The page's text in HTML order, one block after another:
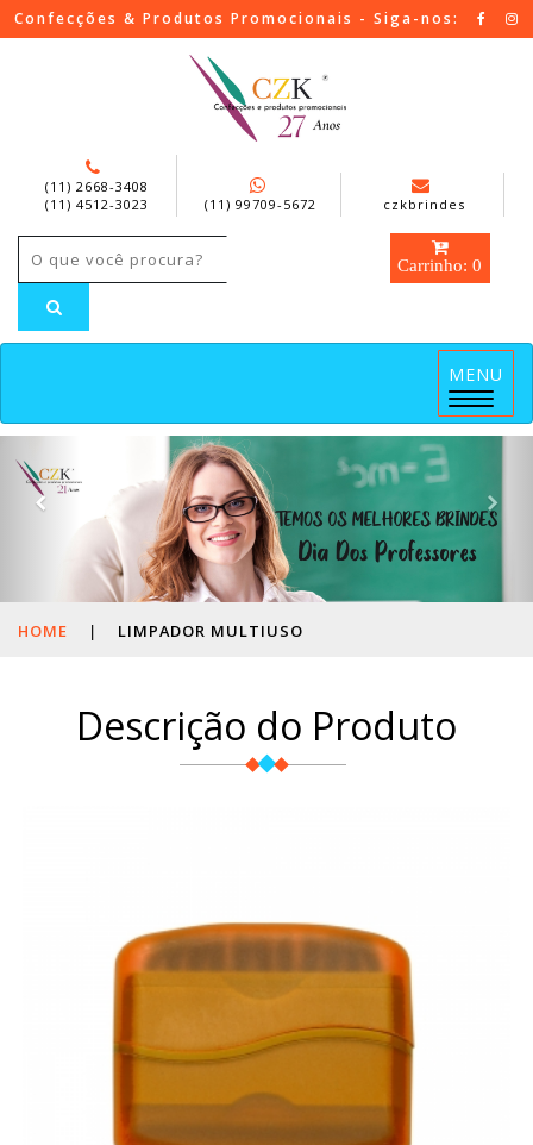
Confecções & Produtos Promocionais - Siga-nos:
(11) 2668-3408
(11) 4512-3023
(11) 99709-5672 czkbrindes
Carrinho: 0
MENU
Menu
HOME | LIMPADOR MULTIUSO
Descrição do Produto